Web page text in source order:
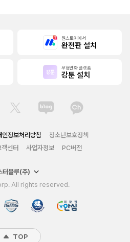
원스토어에서
완전판 설치
무협만화 플랫폼
강툰 설치
인정보처리방침
청소년보호정책
객센터 사업자정보 PC버전
터블루(주)
All rights reserved.
TOP